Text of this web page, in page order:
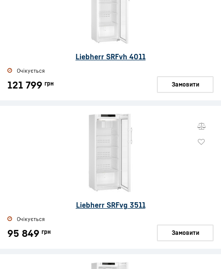
Liebherr SRFvh 4011
Очікується
121 799 грн Замовити
Liebherr SRFvg 3511
Очікується
95 849 грн Замовити